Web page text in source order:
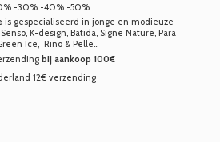
-30% -40% -50%...
is gespecialiseerd in jonge en modieuze
K-design, Batida, Signe Nature, Para
Ice, Rino & Pelle...
bij aankoop 100€
12€ verzending